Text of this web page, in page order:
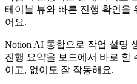
테이블 뷰와 빠른 진행 확인을
어요.
Notion AI 통합으로 작업 설명
진행 요약을 보드에서 바로 할
이고, 없이도 잘 작동해요.